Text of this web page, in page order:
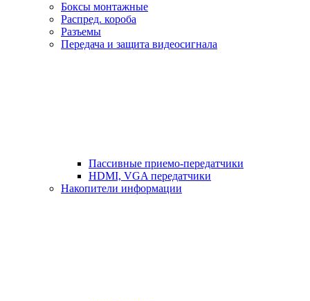
Боксы монтажные
Распред. короба
Разъемы
Передача и защита видеосигнала
Пассивные приемо-передатчики
HDMI, VGA передатчики
Накопители информации